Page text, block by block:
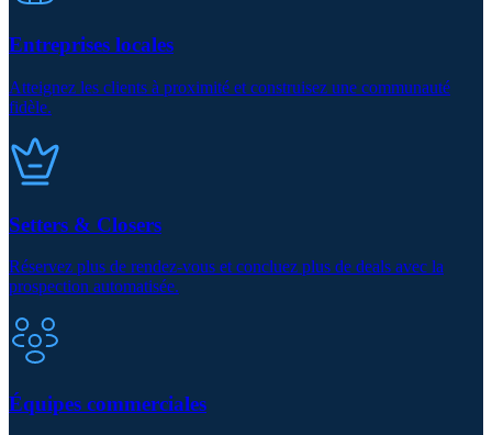
Entreprises locales
Atteignez les clients à proximité et construisez une communauté
fidèle.
Setters & Closers
Réservez plus de rendez-vous et concluez plus de deals avec la
prospection automatisée.
Équipes commerciales